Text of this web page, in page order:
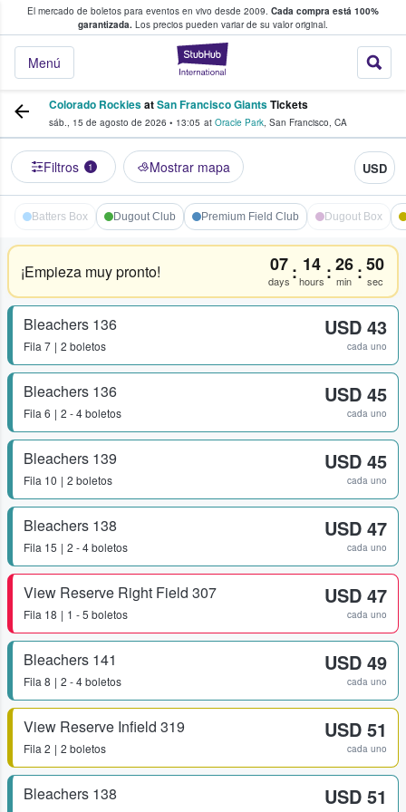
El mercado de boletos para eventos en vivo desde 2009. Cada compra está 100%
garantizada. Los precios pueden variar de su valor original.
StubHub: donde
Menú
fans compran y venden boletos
Colorado RockiesatSan Francisco GiantsTickets
sáb., 15 de agosto de 2026 • 13:05 at Oracle Park, San Francisco, CA
Filtros 1 Mostrar mapa USD
Batters Box Dugout Club Premium Field Club Dugout Box
¡Empieza muy pronto! 07
days : 14
hours :26
min :50
sec
Bleachers 136
Fila 7 2 boletos
USD 43
cada uno
Bleachers 136
Fila 6 2 - 4 boletos
USD 45
cada uno
Bleachers 139
Fila 10 2 boletos
USD 45
cada uno
Bleachers 138
Fila 15 2 - 4 boletos
USD 47
cada uno
View Reserve Right Field 307
Fila 18 1 - 5 boletos
USD 47
cada uno
Bleachers 141
Fila 8 2 - 4 boletos
USD 49
cada uno
View Reserve Infield 319
Fila 2 2 boletos
USD 51
cada uno
Bleachers 138 USD 51